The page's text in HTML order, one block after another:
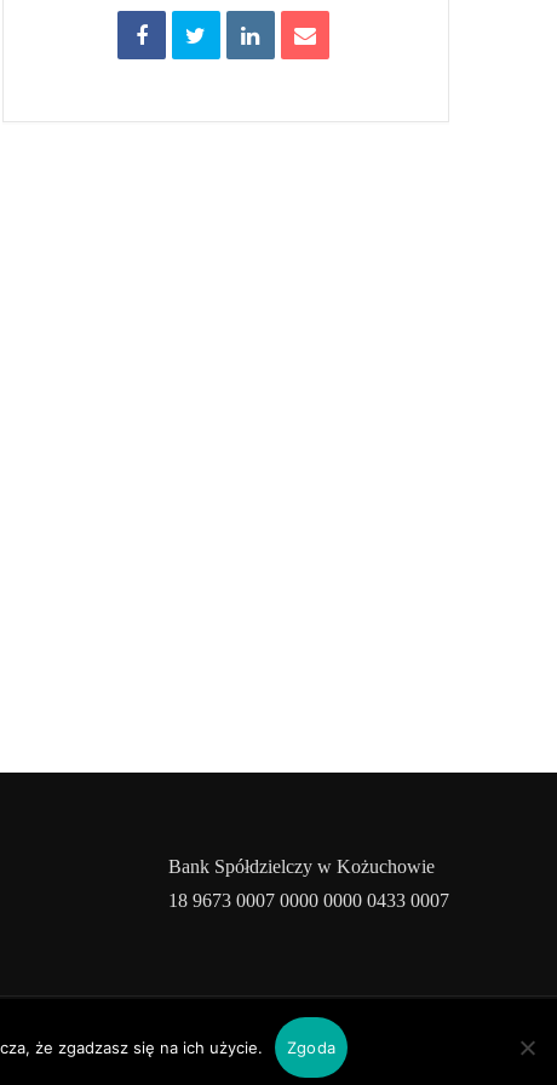
Bank Spółdzielczy w Kożuchowie
18 9673 0007 0000 0000 0433 0007
że zgadzasz się na ich użycie. Zgoda